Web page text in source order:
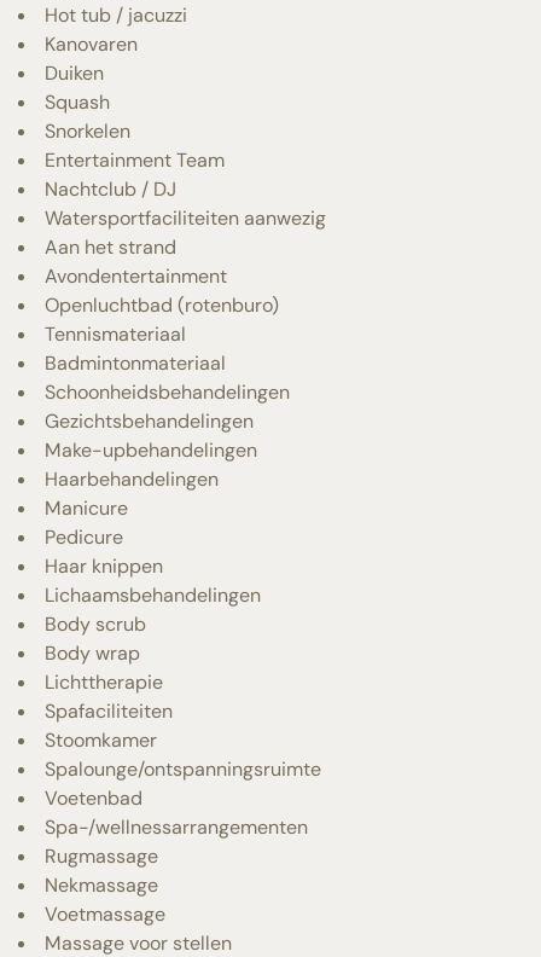
Hot tub / jacuzzi
Kanovaren
Duiken
Squash
Snorkelen
Entertainment Team
Nachtclub / DJ
Watersportfaciliteiten aanwezig
Aan het strand
Avondentertainment
Openluchtbad (rotenburo)
Tennismateriaal
Badmintonmateriaal
Schoonheidsbehandelingen
Gezichtsbehandelingen
Make-upbehandelingen
Haarbehandelingen
Manicure
Pedicure
Haar knippen
Lichaamsbehandelingen
Body scrub
Body wrap
Lichttherapie
Spafaciliteiten
Stoomkamer
Spalounge/ontspanningsruimte
Voetenbad
Spa-/wellnessarrangementen
Rugmassage
Nekmassage
Voetmassage
Massage voor stellen